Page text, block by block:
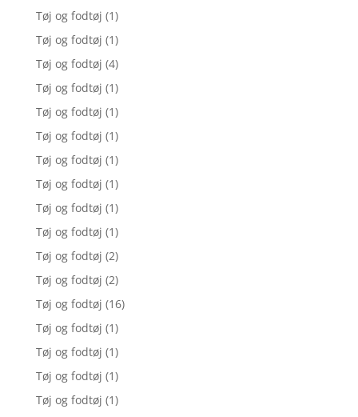
Tøj og fodtøj (1)
Tøj og fodtøj (1)
Tøj og fodtøj (4)
Tøj og fodtøj (1)
Tøj og fodtøj (1)
Tøj og fodtøj (1)
Tøj og fodtøj (1)
Tøj og fodtøj (1)
Tøj og fodtøj (1)
Tøj og fodtøj (1)
Tøj og fodtøj (2)
Tøj og fodtøj (2)
Tøj og fodtøj (16)
Tøj og fodtøj (1)
Tøj og fodtøj (1)
Tøj og fodtøj (1)
Tøj og fodtøj (1)